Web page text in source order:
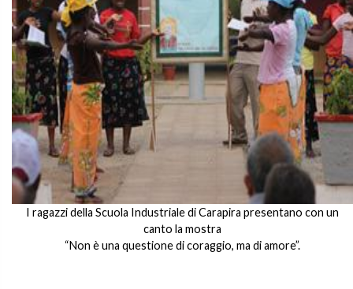
I ragazzi della Scuola Industriale di Carapira presentano con un
canto la mostra
“Non è una questione di coraggio, ma di amore”.